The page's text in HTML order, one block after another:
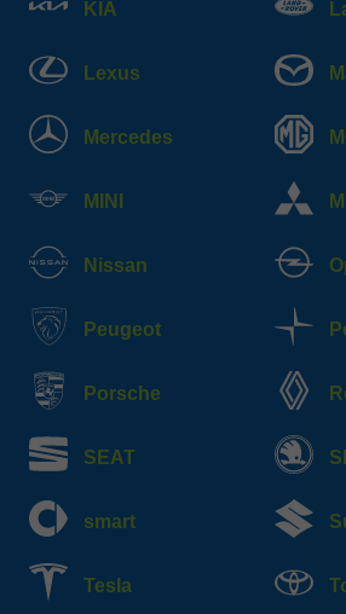
KIA
Lexus
Mercedes
MINI
Nissan
Peugeot
Porsche
SEAT
smart
Tesla